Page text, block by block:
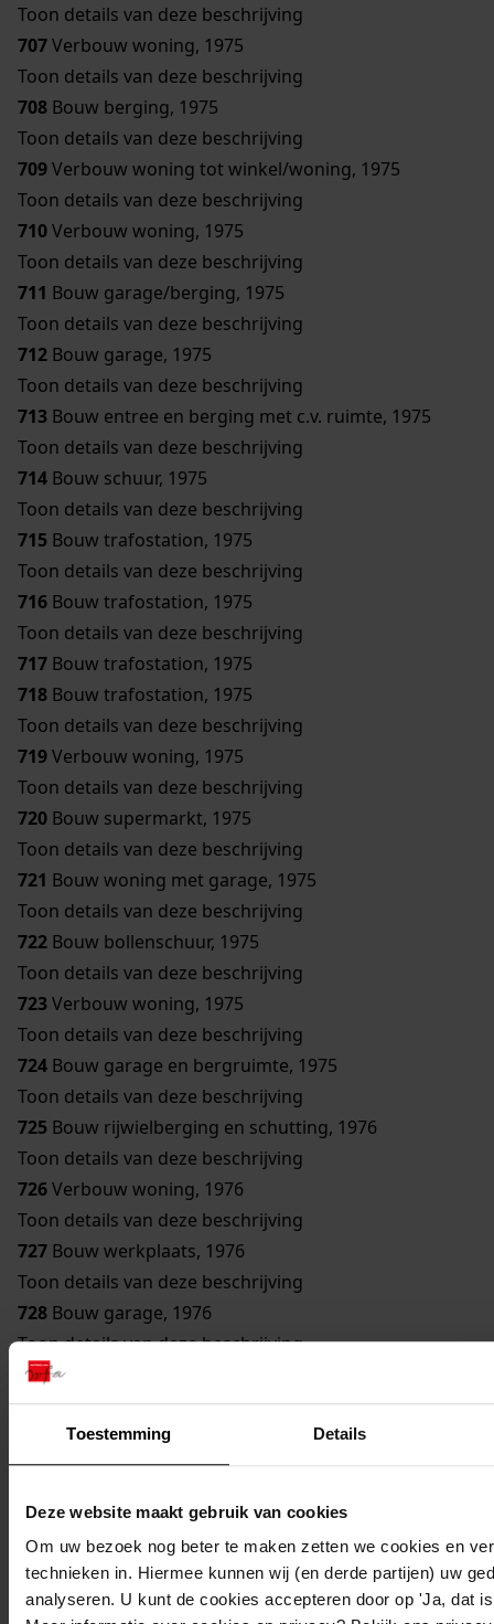
Toestemming Details
Deze website maakt gebruik van cookies
Om uw bezoek nog beter te maken zetten we cookies en
technieken in. Hiermee kunnen wij (en derde partijen) uw
analyseren. U kunt de cookies accepteren door op 'Ja, dat
Toon details van deze beschrijving
707Verbouw woning, 1975
Toon details van deze beschrijving
708 Bouw berging, 1975
Toon details van deze beschrijving
709Verbouw woning tot winkel/woning, 1975
Toon details van deze beschrijving
710Verbouw woning, 1975
Toon details van deze beschrijving
711 Bouw garage/berging, 1975
Toon details van deze beschrijving
712 Bouw garage, 1975
Toon details van deze beschrijving
713 Bouw entree en berging met c.v. ruimte, 1975
Toon details van deze beschrijving
714 Bouw schuur, 1975
Toon details van deze beschrijving
715 Bouw trafostation, 1975
Toon details van deze beschrijving
716 Bouw trafostation, 1975
Toon details van deze beschrijving
717 Bouw trafostation, 1975
718 Bouw trafostation, 1975
Toon details van deze beschrijving
719Verbouw woning, 1975
Toon details van deze beschrijving
720 Bouw supermarkt, 1975
Toon details van deze beschrijving
721 Bouw woning met garage, 1975
Toon details van deze beschrijving
722 Bouw bollenschuur, 1975
Toon details van deze beschrijving
723Verbouw woning, 1975
Toon details van deze beschrijving
724 Bouw garage en bergruimte, 1975
Toon details van deze beschrijving
725 Bouw rijwielberging en schutting, 1976
Toon details van deze beschrijving
726Verbouw woning, 1976
Toon details van deze beschrijving
727 Bouw werkplaats, 1976
Toon details van deze beschrijving
728 Bouw garage, 1976
Toon details van deze beschrijving
729Vergroten telefooncentrale, 1976
Toon details van deze beschrijving
Bouw garage, 1976
Toon details van deze beschrijving
Toon details van deze beschrijving
732Bouw woning, 1976
Toon details van deze beschrijving